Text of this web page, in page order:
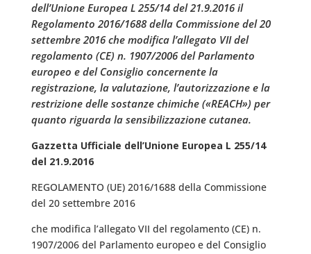
dell’Unione Europea L 255/14 del 21.9.2016 il
Regolamento 2016/1688 della Commissione del 20
settembre 2016 che modifica l’allegato VII del
regolamento (CE) n. 1907/2006 del Parlamento
europeo e del Consiglio concernente la
registrazione, la valutazione, l’autorizzazione e la
restrizione delle sostanze chimiche («REACH») per
quanto riguarda la sensibilizzazione cutanea.
Gazzetta Ufficiale dell’Unione Europea L 255/14
del 21.9.2016
REGOLAMENTO (UE) 2016/1688 della Commissione
del 20 settembre 2016
che modifica l’allegato VII del regolamento (CE) n.
1907/2006 del Parlamento europeo e del Consiglio